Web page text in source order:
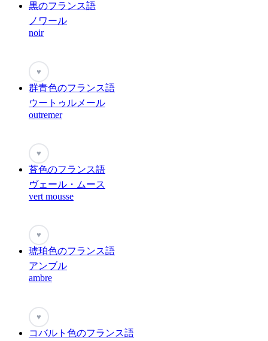
黒のフランス語
ノワール
noir
♥
群青色のフランス語
ウートゥルメール
outremer
♥
苔色のフランス語
ヴェール・ムース
vert mousse
♥
琥珀色のフランス語
アンブル
ambre
♥
コバルト色のフランス語